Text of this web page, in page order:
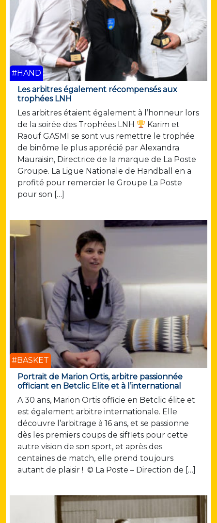
#HAND
Les arbitres également récompensés aux
trophées LNH
Les arbitres étaient également à l’honneur lors
de la soirée des Trophées LNH
Karim et
Raouf GASMI se sont vus remettre le trophée
de binôme le plus apprécié par Alexandra
Mauraisin, Directrice de la marque de La Poste
Groupe. La Ligue Nationale de Handball en a
profité pour remercier le Groupe La Poste
pour son […]
#BASKET
Portrait de Marion Ortis, arbitre passionnée
officiant en Betclic Elite et à l’international
A 30 ans, Marion Ortis officie en Betclic élite et
est également arbitre internationale. Elle
découvre l’arbitrage à 16 ans, et se passionne
dès les premiers coups de sifflets pour cette
autre vision de son sport, et après des
centaines de match, elle prend toujours
autant de plaisir ! © La Poste – Direction de […]